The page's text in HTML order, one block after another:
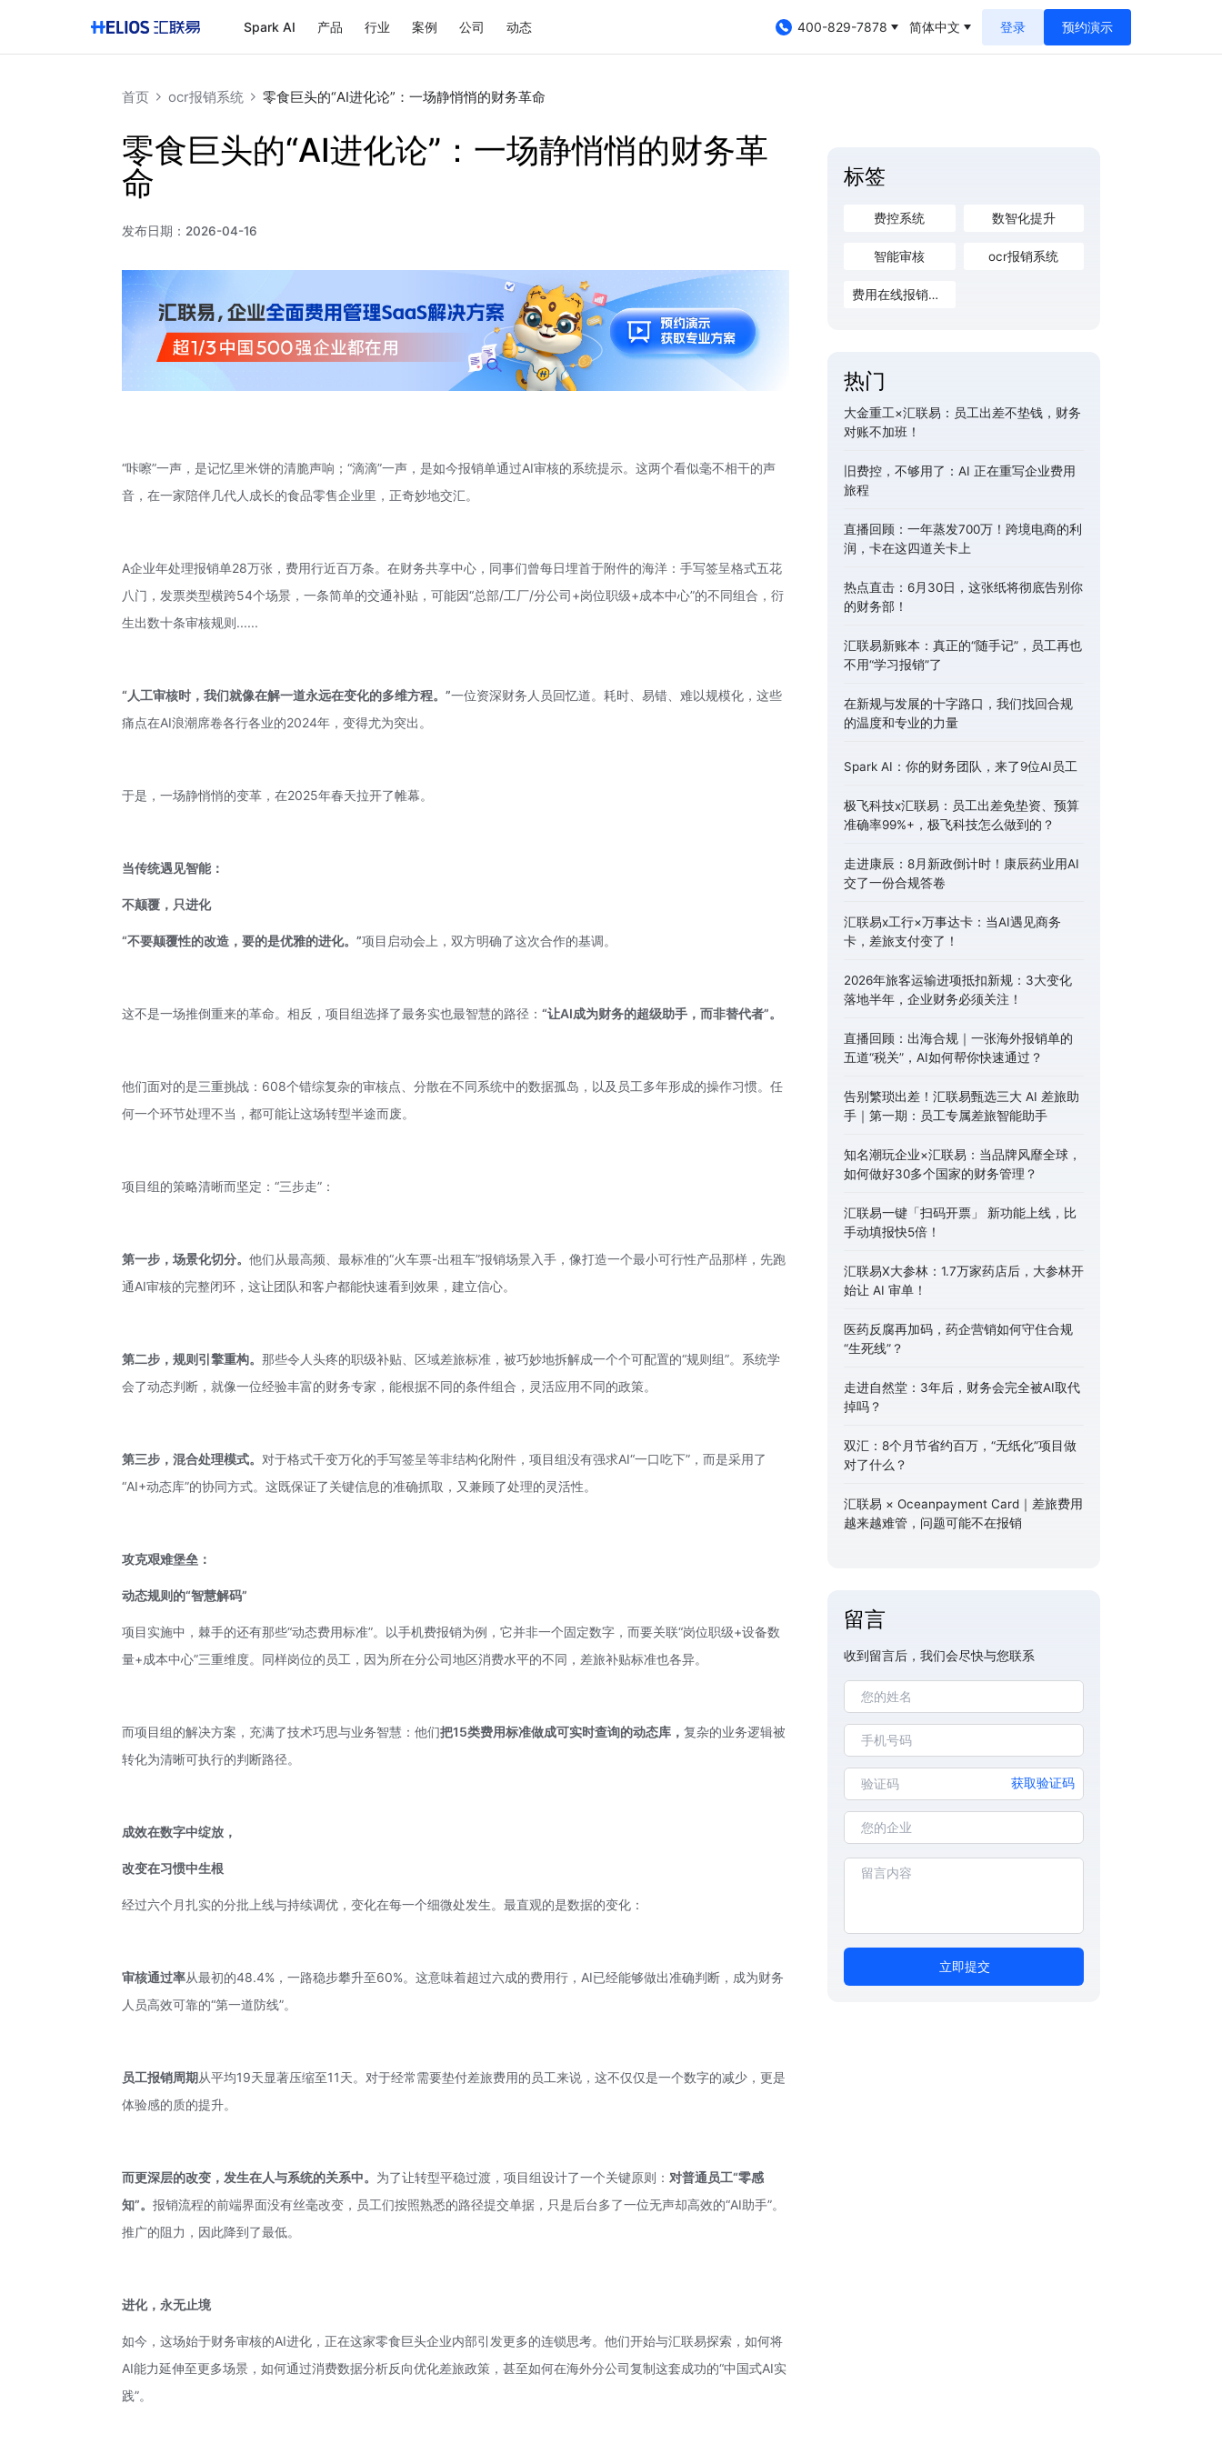
Spark AI 产品 行业 案例 公司 动态 400-829-7878 简体中文 登录 预约演示
首页 ocr报销系统 零食巨头的“AI进化论”：一场静悄悄的财务革命
零食巨头的“AI进化论”：一场静悄悄的财务革
命
发布日期： 2026-04-16
“咔嚓”一声，是记忆里米饼的清脆声响；“滴滴”一声，是如今报销单通过AI审核的系统提示。这两个看似毫不相干的声
音，在一家陪伴几代人成长的食品零售企业里，正奇妙地交汇。
A企业年处理报销单28万张，费用行近百万条。在财务共享中心，同事们曾每日埋首于附件的海洋：手写签呈格式五花
八门，发票类型横跨54个场景，一条简单的交通补贴，可能因“总部/工厂/分公司+岗位职级+成本中心”的不同组合，衍
生出数十条审核规则......
“人工审核时，我们就像在解一道永远在变化的多维方程。”一位资深财务人员回忆道。耗时、易错、难以规模化，这些
痛点在AI浪潮席卷各行各业的2024年，变得尤为突出。
于是，一场静悄悄的变革，在2025年春天拉开了帷幕。
当传统遇见智能：
不颠覆，只进化
“不要颠覆性的改造，要的是优雅的进化。”项目启动会上，双方明确了这次合作的基调。
这不是一场推倒重来的革命。相反，项目组选择了最务实也最智慧的路径：“让AI成为财务的超级助手，而非替代者”。
他们面对的是三重挑战：608个错综复杂的审核点、分散在不同系统中的数据孤岛，以及员工多年形成的操作习惯。任
何一个环节处理不当，都可能让这场转型半途而废。
项目组的策略清晰而坚定：“三步走”：
第一步，场景化切分。他们从最高频、最标准的“火车票-出租车”报销场景入手，像打造一个最小可行性产品那样，先跑
通AI审核的完整闭环，这让团队和客户都能快速看到效果，建立信心。
第二步，规则引擎重构。那些令人头疼的职级补贴、区域差旅标准，被巧妙地拆解成一个个可配置的“规则组”。系统学
会了动态判断，就像一位经验丰富的财务专家，能根据不同的条件组合，灵活应用不同的政策。
第三步，混合处理模式。 对于格式千变万化的手写签呈等非结构化附件，项目组没有强求AI“一口吃下”，而是采用了
“AI+动态库”的协同方式。这既保证了关键信息的准确抓取，又兼顾了处理的灵活性。
攻克艰难堡垒：
动态规则的“智慧解码”
项目实施中，棘手的还有那些“动态费用标准”。以手机费报销为例，它并非一个固定数字，而要关联“岗位职级+设备数
量+成本中心”三重维度。同样岗位的员工，因为所在分公司地区消费水平的不同，差旅补贴标准也各异。
而项目组的解决方案，充满了技术巧思与业务智慧：他们把15类费用标准做成可实时查询的动态库，复杂的业务逻辑被
转化为清晰可执行的判断路径。
成效在数字中绽放，
改变在习惯中生根
经过六个月扎实的分批上线与持续调优，变化在每一个细微处发生。最直观的是数据的变化：
审核通过率从最初的48.4%，一路稳步攀升至60%。这意味着超过六成的费用行，AI已经能够做出准确判断，成为财务
人员高效可靠的“第一道防线”。
员工报销周期从平均19天显著压缩至11天。对于经常需要垫付差旅费用的员工来说，这不仅仅是一个数字的减少，更是
体验感的质的提升。
而更深层的改变，发生在人与系统的关系中。 为了让转型平稳过渡，项目组设计了一个关键原则： 对普通员工“零感
知”。报销流程的前端界面没有丝毫改变，员工们按照熟悉的路径提交单据，只是后台多了一位无声却高效的“AI助手”。
推广的阻力，因此降到了最低。
进化，永无止境
如今，这场始于财务审核的AI进化，正在这家零食巨头企业内部引发更多的连锁思考。他们开始与汇联易探索，如何将
AI能力延伸至更多场景，如何通过消费数据分析反向优化差旅政策，甚至如何在海外分公司复制这套成功的“中国式AI实
践”。
标签
费控系统 数智化提升
智能审核 ocr报销系统
费用在线报销系统
热门
大金重工×汇联易：员工出差不垫钱，财务
对账不加班！
旧费控，不够用了：AI 正在重写企业费用
旅程
直播回顾：一年蒸发700万！跨境电商的利
润，卡在这四道关卡上
热点直击：6月30日，这张纸将彻底告别你
的财务部！
汇联易新账本：真正的“随手记”，员工再也
不用“学习报销”了
在新规与发展的十字路口，我们找回合规
的温度和专业的力量
Spark AI：你的财务团队，来了9位AI员工
极飞科技x汇联易：员工出差免垫资、预算
准确率99%+，极飞科技怎么做到的？
走进康辰：8月新政倒计时！康辰药业用AI
交了一份合规答卷
汇联易x工行×万事达卡：当AI遇见商务
卡，差旅支付变了！
2026年旅客运输进项抵扣新规：3大变化
落地半年，企业财务必须关注！
直播回顾：出海合规｜一张海外报销单的
五道“税关”，AI如何帮你快速通过？
告别繁琐出差！汇联易甄选三大 AI 差旅助
手｜第一期：员工专属差旅智能助手
知名潮玩企业×汇联易：当品牌风靡全球，
如何做好30多个国家的财务管理？
汇联易一键「扫码开票」 新功能上线，比
手动填报快5倍！
汇联易X大参林：1.7万家药店后，大参林开
始让 AI 审单！
医药反腐再加码，药企营销如何守住合规
“生死线”？
走进自然堂：3年后，财务会完全被AI取代
掉吗？
双汇：8个月节省约百万，“无纸化”项目做
对了什么？
汇联易 × Oceanpayment Card｜差旅费用
越来越难管，问题可能不在报销
留言
收到留言后，我们会尽快与您联系
获取验证码
立即提交